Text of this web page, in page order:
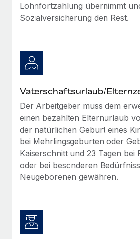
Lohnfortzahlung übernimmt
Sozialversicherung den Rest.
Vaterschaftsurlaub/
Der Arbeitgeber muss dem
einen bezahlten Elternurlaub
der natürlichen Geburt eines
bei Mehrlingsgeburten oder
Kaiserschnitt und 23 Tagen bei
oder bei besonderen
Neugeborenen gewähren.